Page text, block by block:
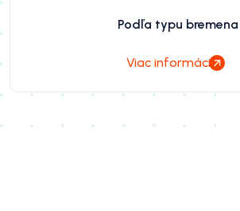
Podľa typu bremena
Viac informácií